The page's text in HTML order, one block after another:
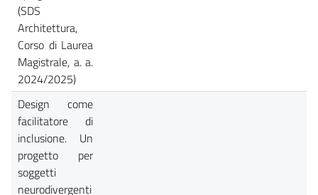
(SDS
Architettura,
Corso di Laurea
Magistrale, a. a.
2024/2025)
Design come
facilitatore di
inclusione. Un
progetto per
soggetti
neurodivergenti